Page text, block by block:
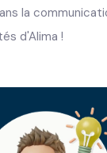
la
d'Alima !